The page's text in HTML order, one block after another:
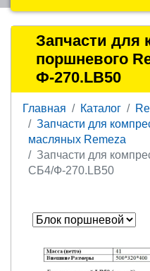
Запчасти для
поршневого
Ф-270.LB50
Главная Каталог
Запчасти для
масляных Remeza
Запчасти для
СБ4/Ф-270.LB50